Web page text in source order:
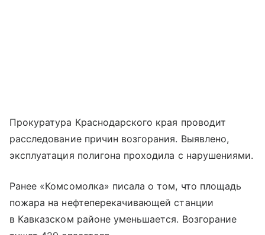
Прокуратура Краснодарского края проводит
расследование причин возгорания. Выявлено,
эксплуатация полигона проходила с нарушениями.
Ранее «Комсомолка» писала о том, что площадь
пожара на нефтеперекачивающей станции
в Кавказском районе уменьшается. Возгорание